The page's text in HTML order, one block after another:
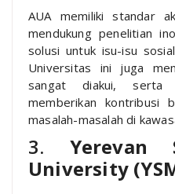
AUA memiliki standar
mendukung penelitian
solusi untuk isu-isu
Universitas ini juga
sangat diakui, serta
memberikan kontribusi
masalah-masalah di
3. Yerevan
University